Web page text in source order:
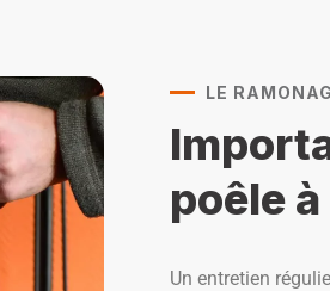
LE
poêle
Un entretien